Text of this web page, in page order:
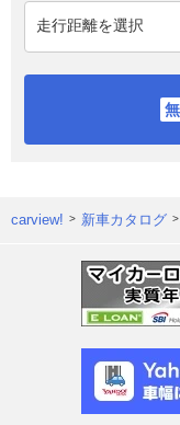
carview! 新車カタログ